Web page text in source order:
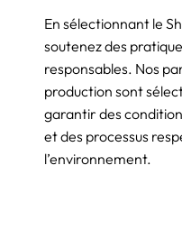
En sélectionnant le
soutenez des
responsables. Nos
production sont
garantir des
et des processus
l’environnement.